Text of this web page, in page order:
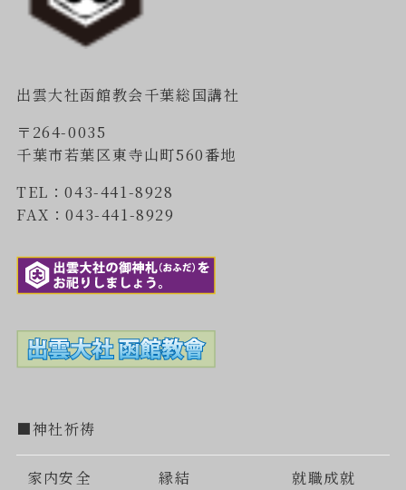
出雲大社函館教会千葉総国講社
〒264-0035
千葉市若葉区東寺山町560番地
TEL：043-441-8928
FAX：043-441-8929
■神社祈祷
家内安全 縁結 就職成就